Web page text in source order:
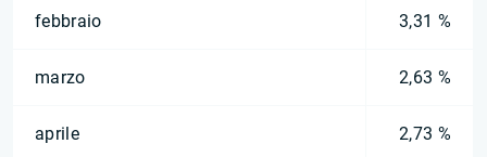
febbraio 3,31 %
marzo 2,63 %
aprile 2,73 %